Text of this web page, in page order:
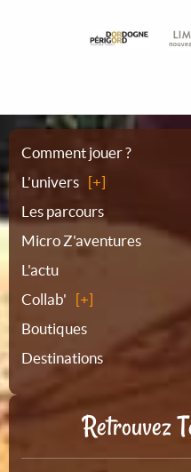
Plan
du
site
Comment jouer ?
L’univers
Les parcours
Micro Z'aventures
L'actu
Collab'
Boutiques
Destinations
Retrouvez